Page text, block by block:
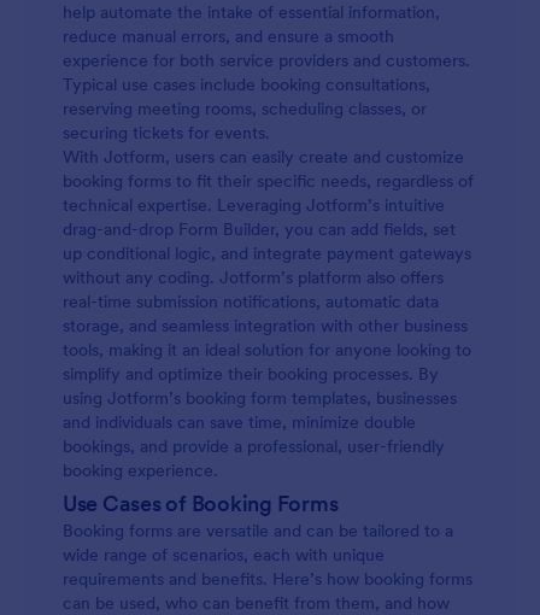
help automate the intake of essential information,
reduce manual errors, and ensure a smooth
experience for both service providers and customers.
Typical use cases include booking consultations,
reserving meeting rooms, scheduling classes, or
securing tickets for events.
With Jotform, users can easily create and customize
booking forms to fit their specific needs, regardless of
technical expertise. Leveraging Jotform’s intuitive
drag-and-drop Form Builder, you can add fields, set
up conditional logic, and integrate payment gateways
without any coding. Jotform’s platform also offers
real-time submission notifications, automatic data
storage, and seamless integration with other business
tools, making it an ideal solution for anyone looking to
simplify and optimize their booking processes. By
using Jotform’s booking form templates, businesses
and individuals can save time, minimize double
bookings, and provide a professional, user-friendly
booking experience.
Use Cases of Booking Forms
Booking forms are versatile and can be tailored to a
wide range of scenarios, each with unique
requirements and benefits. Here’s how booking forms
can be used, who can benefit from them, and how